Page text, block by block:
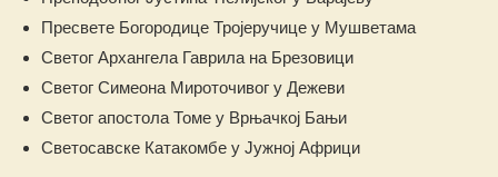
Пресвете Богородице Тројеручице у Мушветама
Светог Архангела Гаврила на Брезовици
Светог Симеона Мироточивог у Дежеви
Светог апостола Томе у Врњачкој Бањи
Светосавске Катакомбе у Јужној Африци